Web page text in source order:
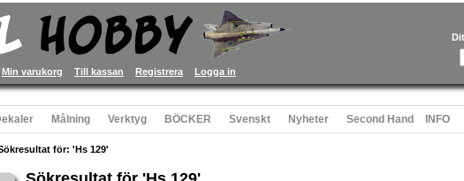
Min varukorg Till kassan Registrera Logga in
Målning Verktyg BÖCKER Svenskt Nyheter Second Hand INFO
för: 'Hs 129'